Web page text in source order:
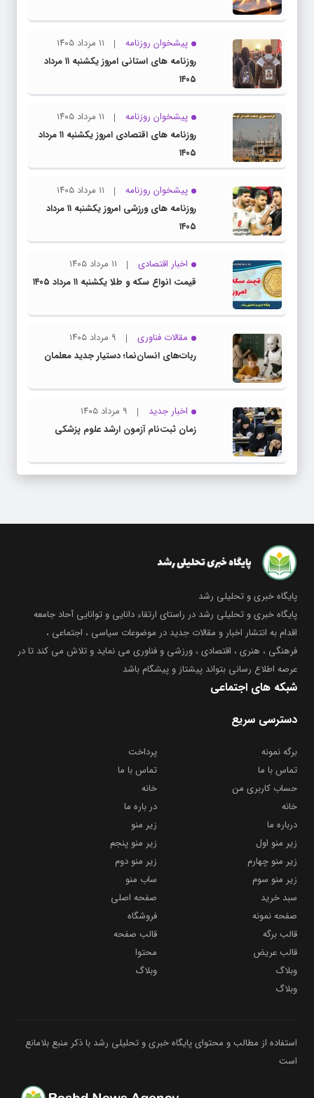
پیشخوان روزنامه
۱۱ مرداد ۱۴۰۵
روزنامه های استانی امروز یکشنبه ۱۱ مرداد
۱۴۰۵
پیشخوان روزنامه
۱۱ مرداد ۱۴۰۵
روزنامه های اقتصادی امروز یکشنبه ۱۱ مرداد
۱۴۰۵
پیشخوان روزنامه
۱۱ مرداد ۱۴۰۵
روزنامه های ورزشی امروز یکشنبه ۱۱ مرداد
۱۴۰۵
اخبار اقتصادی
۱۱ مرداد ۱۴۰۵
قیمت انواع سکه و طلا یکشنبه ۱۱ مرداد ۱۴۰۵
مقالات فناوری
۹ مرداد ۱۴۰۵
ربات‌های انسان‌نما؛ دستیار جدید معلمان
اخبار جدید
۹ مرداد ۱۴۰۵
زمان ثبت‌نام آزمون ارشد علوم پزشکی
پایگاه خبری و تحلیلی رشد
پایگاه خبری و تحلیلی رشد در راستای ارتقاء دانایی و توانایی آحاد جامعه
اقدام به انتشار اخبار و مقالات جدید در موضوعات سیاسی ، اجتماعی ،
فرهنگی ، هنری ، اقتصادی ، ورزشی و فناوری می نماید و تلاش می کند تا در
عرصه اطلاع رسانی بتواند پیشتاز و پیشگام باشد
شبکه های اجتماعی
دسترسی سریع
برگه نمونه
پرداخت
تماس با ما
تماس با ما
حساب کاربری من
خانه
خانه
در باره ما
درباره ما
زیر منو
زیر منو اول
زیر منو پنجم
زیر منو چهارم
زیر منو دوم
زیر منو سوم
ساب منو
سبد خرید
صفحه اصلی
صفحه نمونه
فروشگاه
قالب برگه
قالب صفحه
قالب عریض
محتوا
وبلاگ
وبلاگ
وبلاگ
استفاده از مطالب و محتوای پایگاه خبری و تحلیلی رشد با ذکر منبع بلامانع
است